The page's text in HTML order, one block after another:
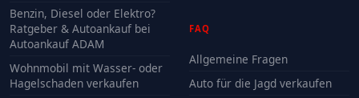
Benzin, Diesel oder Elektro?
Ratgeber & Autoankauf bei
Autoankauf ADAM
Wohnmobil mit Wasser- oder
Hagelschaden verkaufen
FAQ
Allgemeine Fragen
Auto für die Jagd verkaufen